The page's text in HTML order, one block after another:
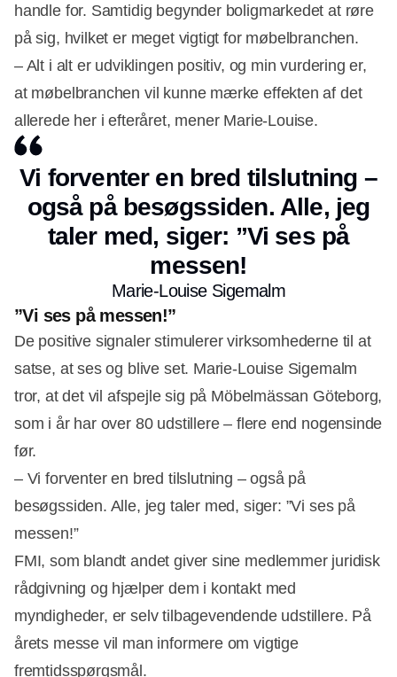
handle for. Samtidig begynder boligmarkedet at røre
på sig, hvilket er meget vigtigt for møbelbranchen.
– Alt i alt er udviklingen positiv, og min vurdering er,
at møbelbranchen vil kunne mærke effekten af det
allerede her i efteråret, mener Marie-Louise.
Vi forventer en bred tilslutning –
også på besøgssiden. Alle, jeg
taler med, siger: ”Vi ses på
messen!
Marie-Louise Sigemalm
”Vi ses på messen!”
De positive signaler stimulerer virksomhederne til at
satse, at ses og blive set. Marie-Louise Sigemalm
tror, at det vil afspejle sig på Möbelmässan Göteborg,
som i år har over 80 udstillere – flere end nogensinde
før.
– Vi forventer en bred tilslutning – også på
besøgssiden. Alle, jeg taler med, siger: ”Vi ses på
messen!”
FMI, som blandt andet giver sine medlemmer juridisk
rådgivning og hjælper dem i kontakt med
myndigheder, er selv tilbagevendende udstillere. På
årets messe vil man informere om vigtige
fremtidsspørgsmål.